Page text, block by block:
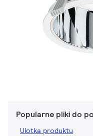
Popularne pliki do
Ulotka produktu